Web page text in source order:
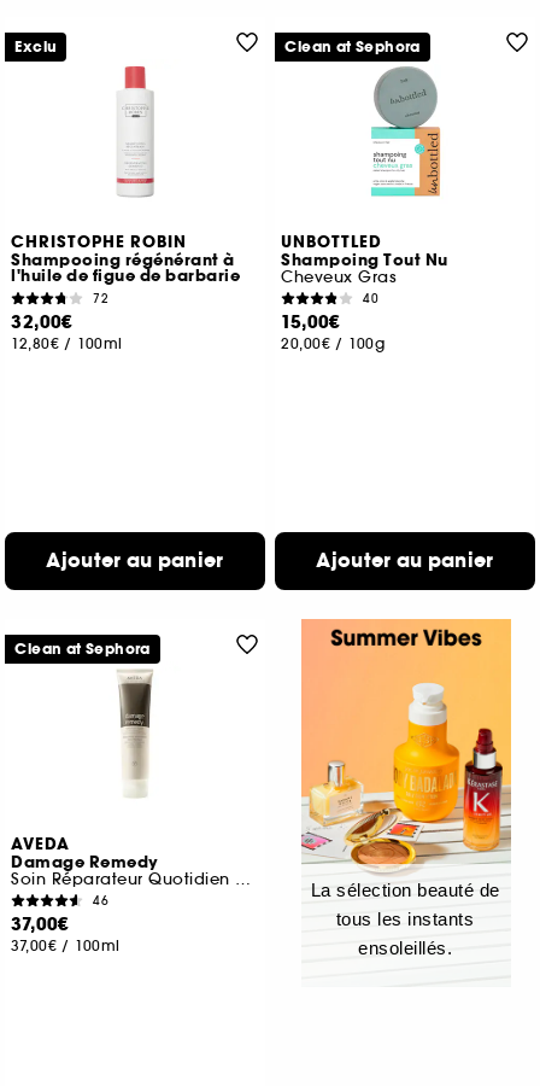
CHRISTOPHE ROBIN
Shampooing régénérant à
l'huile de figue de barbarie
72
32,00€
12,80€ / 100ml
Ajouter au panier
Exclu
UNBOTTLED
Shampoing Tout Nu
Cheveux Gras
40
15,00€
20,00€ / 100g
Ajouter au panier
Clean at Sephora
AVEDA
Damage Remedy
Soin Réparateur Quotidien Des Cheveux
46
37,00€
37,00€ / 100ml
Clean at Sephora
La sélection beauté de
tous les instants
ensoleillés.